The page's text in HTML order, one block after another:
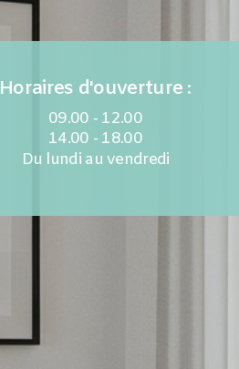
Horaires d'ouverture :
09.00 - 12.00
14.00 - 18.00
Du lundi au vendredi